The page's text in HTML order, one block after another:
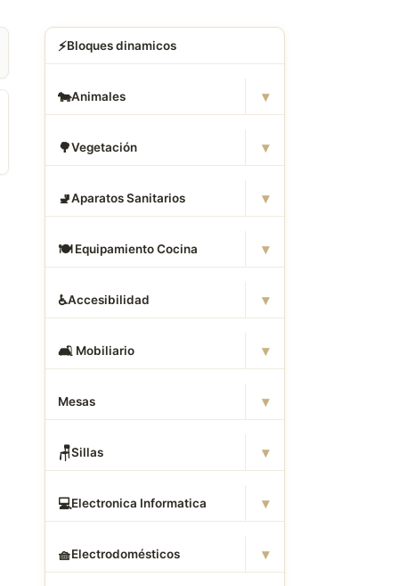
⚡Bloques dinamicos
🐄Animales ▾
🌳Vegetación ▾
🚽Aparatos Sanitarios ▾
🍽️ Equipamiento Cocina ▾
♿Accesibilidad ▾
🛋 ️ Mobiliario ▾
Mesas ▾
🪑Sillas ▾
💻Electronica Informatica ▾
🧺Electrodomésticos ▾